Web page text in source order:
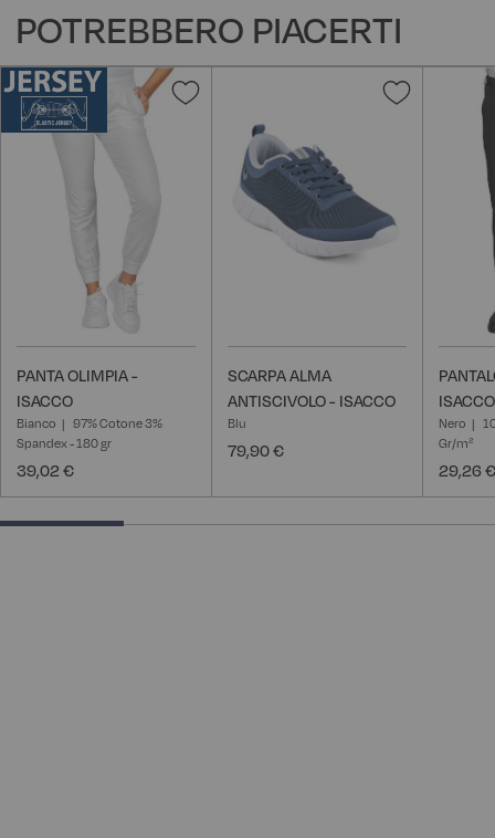
POTREBBERO PIACERTI
Aggiungi
desideri
PANTA OLIMPIA -
ISACCO
Bianco
97% Cotone 3%
Spandex - 180 gr
39,02 €
Aggiungi
SCARPA ALMA
ANTISCIVOLO - ISACCO
Blu
79,90 €
ISACCO
Nero
Gr/m²
29,26 €
25% completed